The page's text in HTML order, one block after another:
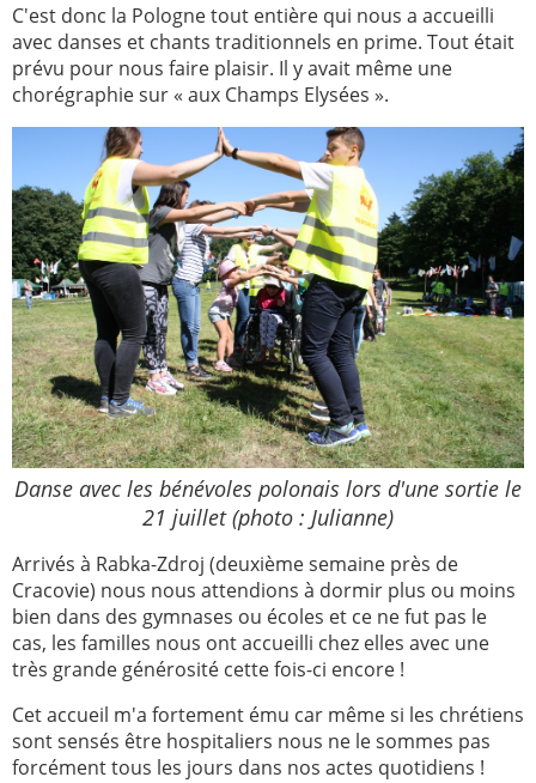
2005
2006
2007
2008
2009
2010
2012
2013
2014
2015
2016
2017
2018
2019
2020
Recherche
C'est donc la Pologne tout entière qui nous a accueilli
avec danses et chants traditionnels en prime. Tout était
prévu pour nous faire plaisir. Il y avait même une
chorégraphie sur « aux Champs Elysées ».
Danse avec les bénévoles polonais lors d'une sortie le
21 juillet (photo : Julianne)
Arrivés à Rabka-Zdroj (deuxième semaine près de
Cracovie) nous nous attendions à dormir plus ou moins
bien dans des gymnases ou écoles et ce ne fut pas le
cas, les familles nous ont accueilli chez elles avec une
très grande générosité cette fois-ci encore !
Cet accueil m'a fortement ému car même si les chrétiens
sont sensés être hospitaliers nous ne le sommes pas
forcément tous les jours dans nos actes quotidiens !